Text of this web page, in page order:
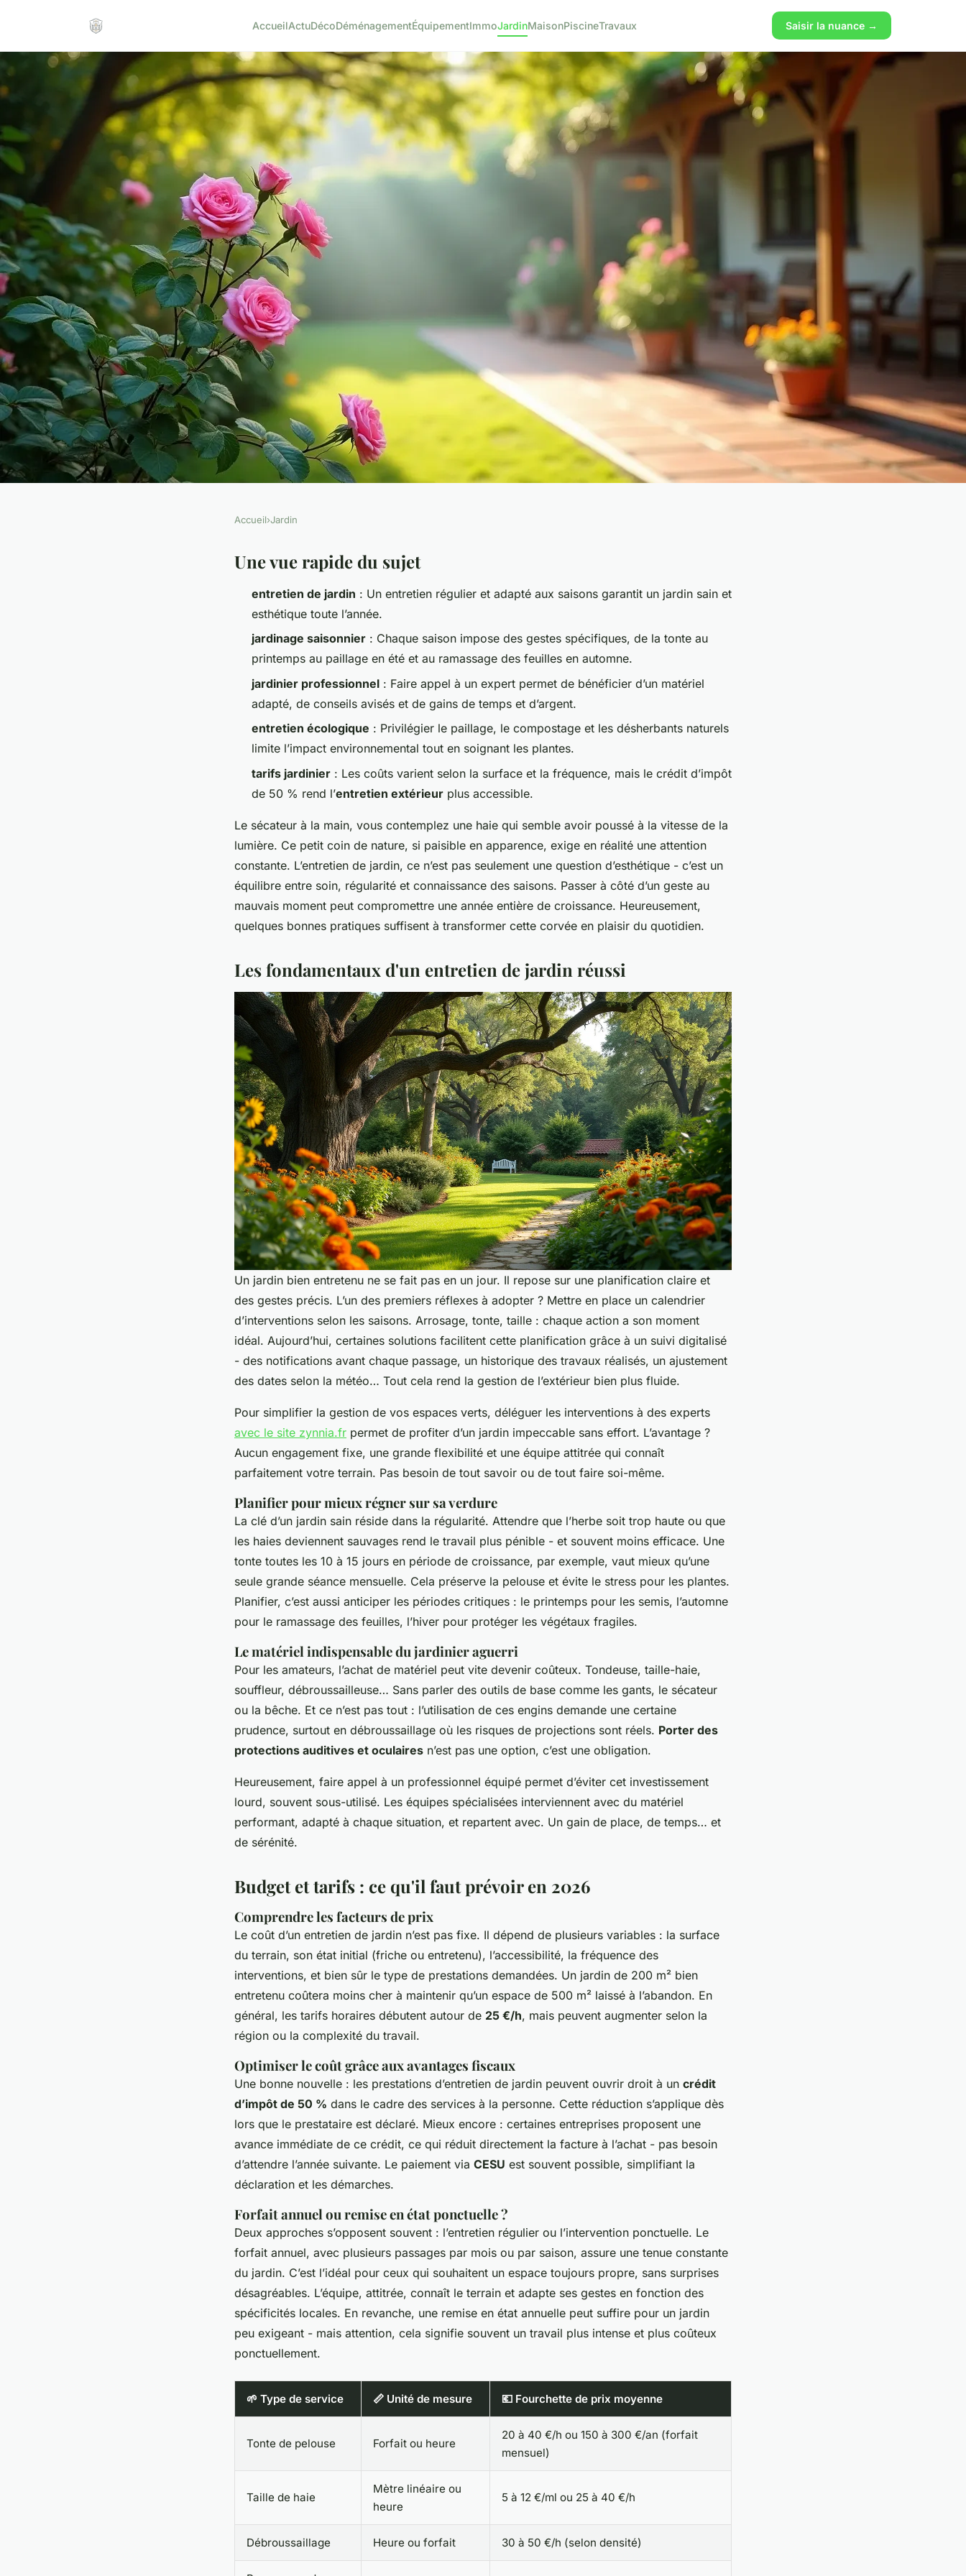
AccueilActuDécoDéménagementÉquipementImmoJardinMaisonPiscineTravaux Saisir la nuance →
Maîtriser l'entretien de jardin pour un
espace extérieur magnifique
Accueil›Jardin
Une vue rapide du sujet
entretien de jardin : Un entretien régulier et adapté aux saisons garantit un jardin sain et
esthétique toute l’année.
jardinage saisonnier : Chaque saison impose des gestes spécifiques, de la tonte au
printemps au paillage en été et au ramassage des feuilles en automne.
jardinier professionnel : Faire appel à un expert permet de bénéficier d’un matériel
adapté, de conseils avisés et de gains de temps et d’argent.
entretien écologique : Privilégier le paillage, le compostage et les désherbants naturels
limite l’impact environnemental tout en soignant les plantes.
tarifs jardinier : Les coûts varient selon la surface et la fréquence, mais le crédit d’impôt
de 50 % rend l’entretien extérieur plus accessible.
Le sécateur à la main, vous contemplez une haie qui semble avoir poussé à la vitesse de la
lumière. Ce petit coin de nature, si paisible en apparence, exige en réalité une attention
constante. L’entretien de jardin, ce n’est pas seulement une question d’esthétique - c’est un
équilibre entre soin, régularité et connaissance des saisons. Passer à côté d’un geste au
mauvais moment peut compromettre une année entière de croissance. Heureusement,
quelques bonnes pratiques suffisent à transformer cette corvée en plaisir du quotidien.
Les fondamentaux d'un entretien de jardin réussi
Un jardin bien entretenu ne se fait pas en un jour. Il repose sur une planification claire et
des gestes précis. L’un des premiers réflexes à adopter ? Mettre en place un calendrier
d’interventions selon les saisons. Arrosage, tonte, taille : chaque action a son moment
idéal. Aujourd’hui, certaines solutions facilitent cette planification grâce à un suivi digitalisé
- des notifications avant chaque passage, un historique des travaux réalisés, un ajustement
des dates selon la météo… Tout cela rend la gestion de l’extérieur bien plus fluide.
Pour simplifier la gestion de vos espaces verts, déléguer les interventions à des experts
avec le site zynnia.fr permet de profiter d’un jardin impeccable sans effort. L’avantage ?
Aucun engagement fixe, une grande flexibilité et une équipe attitrée qui connaît
parfaitement votre terrain. Pas besoin de tout savoir ou de tout faire soi-même.
Planifier pour mieux régner sur sa verdure
La clé d’un jardin sain réside dans la régularité. Attendre que l’herbe soit trop haute ou que
les haies deviennent sauvages rend le travail plus pénible - et souvent moins efficace. Une
tonte toutes les 10 à 15 jours en période de croissance, par exemple, vaut mieux qu’une
seule grande séance mensuelle. Cela préserve la pelouse et évite le stress pour les plantes.
Planifier, c’est aussi anticiper les périodes critiques : le printemps pour les semis, l’automne
pour le ramassage des feuilles, l’hiver pour protéger les végétaux fragiles.
Le matériel indispensable du jardinier aguerri
Pour les amateurs, l’achat de matériel peut vite devenir coûteux. Tondeuse, taille-haie,
souffleur, débroussailleuse… Sans parler des outils de base comme les gants, le sécateur
ou la bêche. Et ce n’est pas tout : l’utilisation de ces engins demande une certaine
prudence, surtout en débroussaillage où les risques de projections sont réels. Porter des
protections auditives et oculaires n’est pas une option, c’est une obligation.
Heureusement, faire appel à un professionnel équipé permet d’éviter cet investissement
lourd, souvent sous-utilisé. Les équipes spécialisées interviennent avec du matériel
performant, adapté à chaque situation, et repartent avec. Un gain de place, de temps… et
de sérénité.
Budget et tarifs : ce qu'il faut prévoir en 2026
Comprendre les facteurs de prix
Le coût d’un entretien de jardin n’est pas fixe. Il dépend de plusieurs variables : la surface
du terrain, son état initial (friche ou entretenu), l’accessibilité, la fréquence des
interventions, et bien sûr le type de prestations demandées. Un jardin de 200 m² bien
entretenu coûtera moins cher à maintenir qu’un espace de 500 m² laissé à l’abandon. En
général, les tarifs horaires débutent autour de 25 €/h, mais peuvent augmenter selon la
région ou la complexité du travail.
Optimiser le coût grâce aux avantages fiscaux
Une bonne nouvelle : les prestations d’entretien de jardin peuvent ouvrir droit à un crédit
d’impôt de 50 % dans le cadre des services à la personne. Cette réduction s’applique dès
lors que le prestataire est déclaré. Mieux encore : certaines entreprises proposent une
avance immédiate de ce crédit, ce qui réduit directement la facture à l’achat - pas besoin
d’attendre l’année suivante. Le paiement via CESU est souvent possible, simplifiant la
déclaration et les démarches.
Forfait annuel ou remise en état ponctuelle ?
Deux approches s’opposent souvent : l’entretien régulier ou l’intervention ponctuelle. Le
forfait annuel, avec plusieurs passages par mois ou par saison, assure une tenue constante
du jardin. C’est l’idéal pour ceux qui souhaitent un espace toujours propre, sans surprises
désagréables. L’équipe, attitrée, connaît le terrain et adapte ses gestes en fonction des
spécificités locales. En revanche, une remise en état annuelle peut suffire pour un jardin
peu exigeant - mais attention, cela signifie souvent un travail plus intense et plus coûteux
ponctuellement.
🌱 Type de service 📏 Unité de mesure 💶 Fourchette de prix moyenne
Tonte de pelouse Forfait ou heure
20 à 40 €/h ou 150 à 300 €/an (forfait
mensuel)
Taille de haie
Mètre linéaire ou
heure
5 à 12 €/ml ou 25 à 40 €/h
Débroussaillage Heure ou forfait 30 à 50 €/h (selon densité)